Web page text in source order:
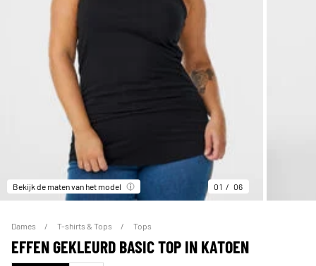
Bekijk de maten van het model 01 06
Dames T-shirts & Tops Tops
EFFEN GEKLEURD BASIC TOP IN KATOEN